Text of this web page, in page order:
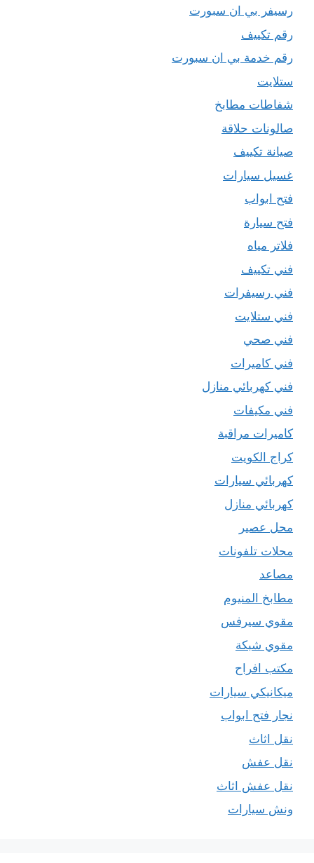
رسيفر بي ان سبورت
رقم تكييف
رقم خدمة بي ان سبورت
ستلايت
شفاطات مطابخ
صالونات حلاقة
صيانة تكييف
غسيل سيارات
فتح ابواب
فتح سيارة
فلاتر مياه
فني تكييف
فني رسيفرات
فني ستلايت
فني صحي
فني كاميرات
فني كهربائي منازل
فني مكيفات
كاميرات مراقبة
كراج الكويت
كهربائي سيارات
كهربائي منازل
محل عصير
محلات تلفونات
مصاعد
مطابخ المنيوم
مقوي سيرفس
مقوي شبكة
مكتب افراح
ميكانيكي سيارات
نجار فتح ابواب
نقل اثاث
نقل عفش
نقل عفش اثاث
ونش سيارات